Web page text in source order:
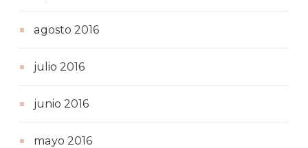
agosto 2016
julio 2016
junio 2016
mayo 2016